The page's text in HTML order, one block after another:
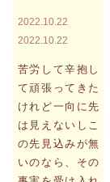
2022.10.22
2022.10.22
苦労して辛抱し
て頑張ってきた
けれど一向に先
は見えないしこ
の先見込みが無
いのなら、その